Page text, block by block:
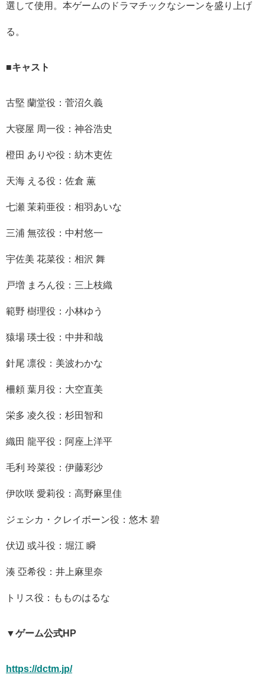
選して使用。本ゲームのドラマチックなシーンを盛り上げ
る。
■キャスト
古堅 蘭堂役：菅沼久義
大寝屋 周一役：神谷浩史
橙田 ありや役：紡木吏佐
天海 える役：佐倉 薫
七瀬 茉莉亜役：相羽あいな
三浦 無弦役：中村悠一
宇佐美 花菜役：相沢 舞
戸増 まろん役：三上枝織
範野 樹理役：小林ゆう
猿場 瑛士役：中井和哉
針尾 凛役：美波わかな
柵頼 葉月役：大空直美
栄多 凌久役：杉田智和
織田 龍平役：阿座上洋平
毛利 玲菜役：伊藤彩沙
伊吹咲 愛莉役：高野麻里佳
ジェシカ・クレイボーン役：悠木 碧
伏辺 或斗役：堀江 瞬
湊 亞希役：井上麻里奈
トリス役：もものはるな
▼ゲーム公式HP
https://dctm.jp/